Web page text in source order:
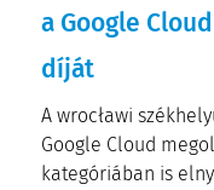
a Google
díját
A wrocławi
Google Cloud
kategóriában is